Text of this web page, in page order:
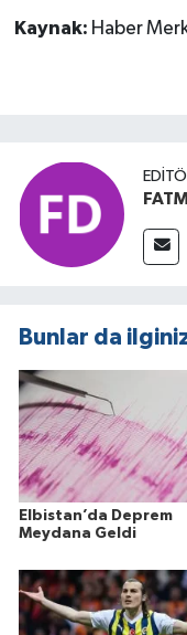
Kaynak: Haber
Bunlar da
Elbistan’da Deprem
Meydana Geldi